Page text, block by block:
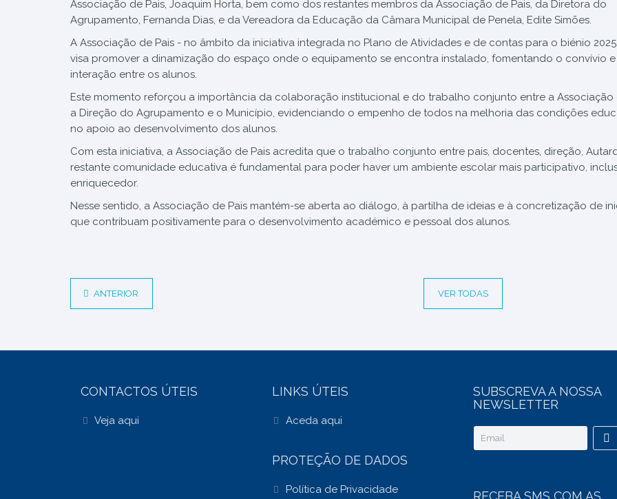
Associação de Pais, Joaquim Horta, bem como dos restantes membros da Associação de Pais, da Diretora do
Agrupamento, Fernanda Dias, e da Vereadora da Educação da Câmara Municipal de Penela, Edite Simões.
A Associação de Pais - no âmbito da iniciativa integrada no Plano de Atividades e de contas para o biénio
visa promover a dinamização do espaço onde o equipamento se encontra instalado, fomentando o convívio
interação entre os alunos.
Este momento reforçou a importância da colaboração institucional e do trabalho conjunto entre a Associação
a Direção do Agrupamento e o Município, evidenciando o empenho de todos na melhoria das condições
no apoio ao desenvolvimento dos alunos.
Com esta iniciativa, a Associação de Pais acredita que o trabalho conjunto entre pais, docentes, direção,
restante comunidade educativa é fundamental para poder haver um ambiente escolar mais participativo,
enriquecedor.
Nesse sentido, a Associação de Pais mantém-se aberta ao diálogo, à partilha de ideias e à concretização de
que contribuam positivamente para o desenvolvimento académico e pessoal dos alunos.
ANTERIOR VER TODAS
CONTACTOS ÚTEIS
Veja aqui
LINKS ÚTEIS
Aceda aqui
PROTEÇÃO DE DADOS
Política de Privacidade
SUBSCREVA A NOSSA
NEWSLETTER
RECEBA SMS COM AS